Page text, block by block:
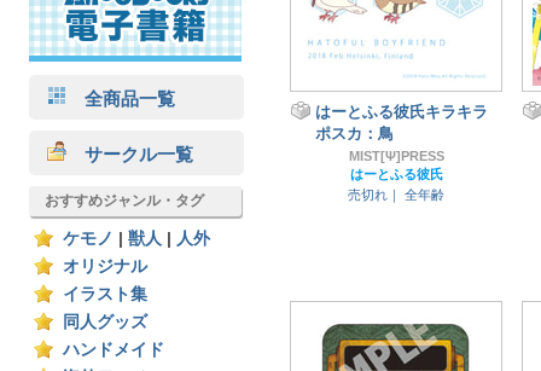
全商品一覧
サークル一覧
おすすめジャンル・タグ
ケモノ 獣人
人外
オリジナル
イラスト集
同人グッズ
ハンドメイド
はーとふる彼氏キラキラ
ポスカ：鳥
MIST[Ψ]PRESS
はーとふる彼氏
売切れ｜
全年齢